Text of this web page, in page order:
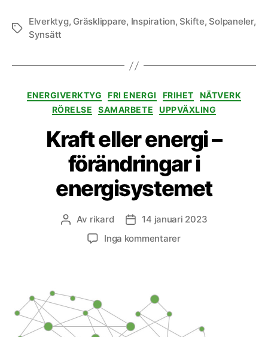
Etiketter
Elverktyg, Gräsklippare, Inspiration, Skifte, Solpaneler,
Synsätt
Kategorier
ENERGIVERKTYG FRI ENERGI FRIHET
NÄTVERK
RÖRELSE
SAMARBETE UPPVÄXLING
Kraft eller energi –
förändringar i
energisystemet
Inläggsförfattare
Av rikard Inläggsdatum
14 januari 2023
Inga kommentarertill
energisystemet